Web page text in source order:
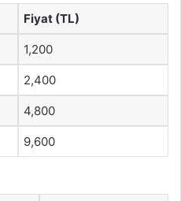
Fiyat (TL)
1,200
2,400
4,800
9,600